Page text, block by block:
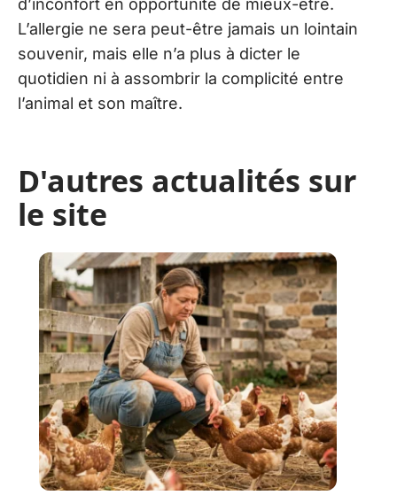
d’inconfort en opportunité de mieux-être.
L’allergie ne sera peut-être jamais un lointain
souvenir, mais elle n’a plus à dicter le
quotidien ni à assombrir la complicité entre
l’animal et son maître.
D'autres actualités sur
le site